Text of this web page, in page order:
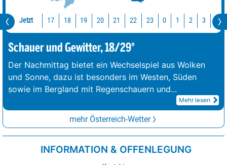
Jetzt 17 18 19 20 21 22 23 0 1 2 3 4
Schauer und Gewitter, 18/29°
Der Nachmittag bietet ein Wechselspiel aus Wolken
und Sonne, dazu ist besonders im Westen, Süden
sowie im Bergland mit Regenschauern und...
Mehr lesen
mehr Österreich-Wetter
INFORMATION & OFFENLEGUNG